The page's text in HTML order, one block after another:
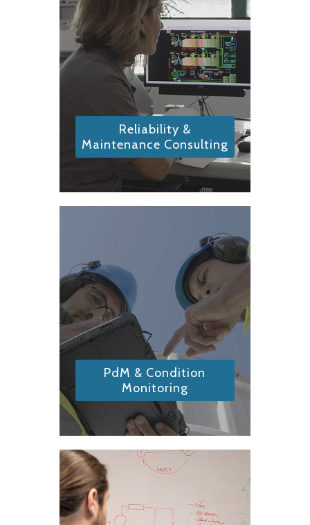
Reliability &
Maintenance Consulting
PdM & Condition
Monitoring